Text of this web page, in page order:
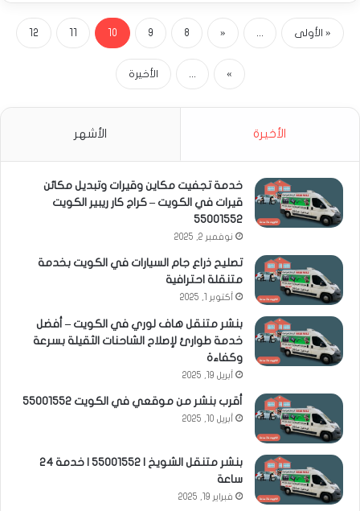
« الأولى ...
«
8
9
10
12
»
... الأخيرة
الأخيرة الأشهر
خدمة تجفيت مكاين وقيرات وتبديل مكائن
قيرات في الكويت – كراج كار ريبير الكويت
55001552
نوفمبر 2, 2025
تصليح ذراع جام السيارات في الكويت بخدمة
متنقلة احترافية
أكتوبر 1, 2025
بنشر متنقل هاف لوري في الكويت – أفضل
خدمة طوارئ لإصلاح الشاحنات الثقيلة بسرعة
وكفاءة
أبريل 19, 2025
أقرب بنشر من موقعي في الكويت 55001552
أبريل 10, 2025
بنشر متنقل الشويخ | 55001552 | خدمة 24
ساعة
فبراير 19, 2025